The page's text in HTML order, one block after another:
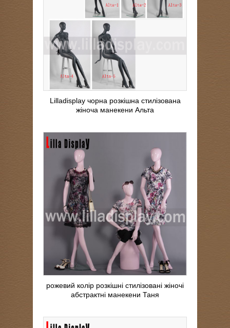
Lilladisplay чорна розкішна стилізована
жіноча манекени Альта
рожевий колір розкішні стилізовані жіночі
абстрактні манекени Таня